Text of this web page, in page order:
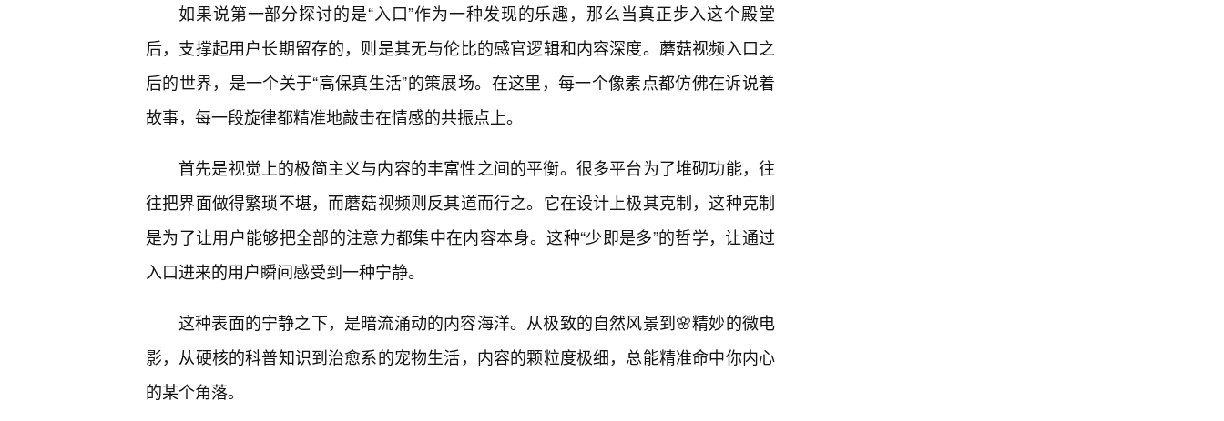
如果说第一部分探讨的是“入口”作为一种发现的乐趣，那么当真正步入这个殿堂
后，支撑起用户长期留存的，则是其无与伦比的感官逻辑和内容深度。蘑菇视频入口之
后的世界，是一个关于“高保真生活”的策展场。在这里，每一个像素点都仿佛在诉说着
故事，每一段旋律都精准地敲击在情感的共振点上。
首先是视觉上的极简主义与内容的丰富性之间的平衡。很多平台为了堆砌功能，往
往把界面做得繁琐不堪，而蘑菇视频则反其道而行之。它在设计上极其克制，这种克制
是为了让用户能够把全部的注意力都集中在内容本身。这种“少即是多”的哲学，让通过
入口进来的用户瞬间感受到一种宁静。
这种表面的宁静之下，是暗流涌动的内容海洋。从极致的自然风景到🌸精妙的微电
影，从硬核的科普知识到治愈系的宠物生活，内容的颗粒度极细，总能精准命中你内心
的某个角落。